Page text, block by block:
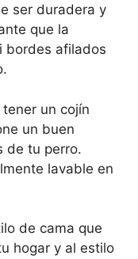
ser duradera y
que la
bordes afilados
un cojín
un buen
de tu perro.
lavable en
de cama que
hogar y al estilo